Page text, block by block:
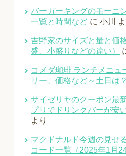
バーガーキングのモーニ
一覧と時間など に 小川
吉野家のサイズと量と価
盛、小盛りなどの違い）
コメダ珈琲 ランチメニュ
リー、価格など～土日は
サイゼリヤのクーポン最
プリでドリンクバーが安
より
マクドナルド今週の見せ
コード一覧（2025年1月